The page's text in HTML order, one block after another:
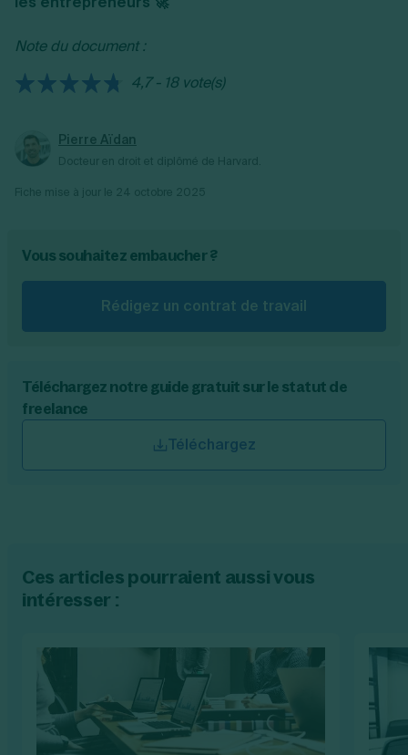
Note du document :
4,7 - 18 vote(s)
Pierre Aïdan
Vous souhaitez embaucher ?
Rédigez un contrat de travail
Téléchargez notre guide gratuit sur le statut de
freelance
Téléchargez
Ces articles pourraient aussi vous
intéresser :